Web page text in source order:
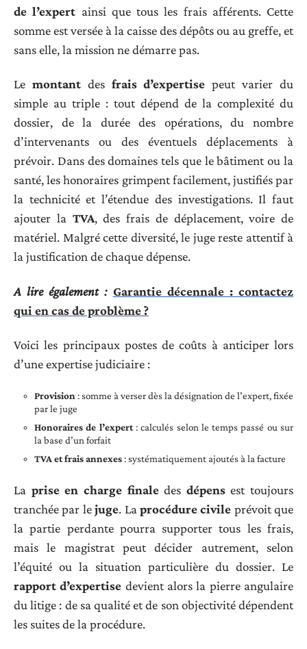
de l’expert ainsi que tous les frais afférents. Cette
somme est versée à la caisse des dépôts ou au greffe, et
sans elle, la mission ne démarre pas.
Le montantdes frais d’expertise peut varier du
simple au triple : tout dépend de la complexité du
dossier, de la durée des opérations, du nombre
d’intervenants ou des éventuels déplacements à
prévoir. Dans des domaines tels que le bâtiment ou la
santé, les honoraires grimpent facilement, justifiés par
la technicité et l’étendue des investigations. Il faut
ajouter la TVA, des frais de déplacement, voire de
matériel. Malgré cette diversité, le juge reste attentif à
la justification de chaque dépense.
A lire également : Garantie décennale : contactez
qui en cas de problème ?
Voici les principaux postes de coûts à anticiper lors
d’une expertise judiciaire :
Provision : somme à verser dès la désignation de l’expert, fixée
par le juge
Honoraires de l’expert: calculés selon le temps passé ou sur
la base d’un forfait
TVA et frais annexes: systématiquement ajoutés à la facture
La prise en charge finaledes dépensest toujours
tranchée par lejuge. Laprocédure civile prévoit que
la partie perdante pourra supporter tous les frais,
mais le magistrat peut décider autrement, selon
l’équité ou la situation particulière du dossier. Le
rapport d’expertise devient alors la pierre angulaire
du litige : de sa qualité et de son objectivité dépendent
les suites de la procédure.